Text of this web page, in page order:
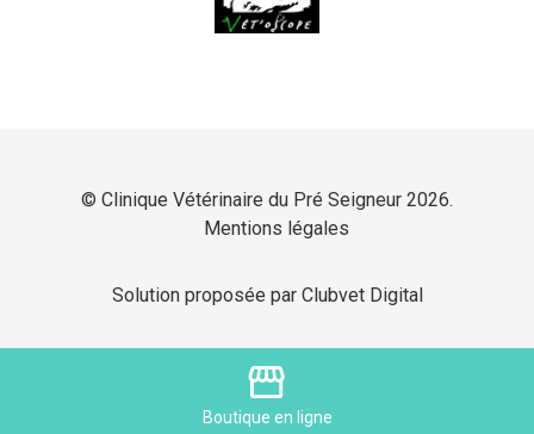
storefront
Boutique en ligne
© Clinique Vétérinaire du Pré Seigneur 2026.
Mentions légales
Solution proposée par Clubvet Digital